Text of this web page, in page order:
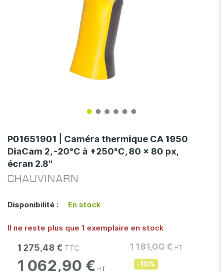
to
the
beginning
of
the
P01651901 | Caméra thermique CA 1950
DiaCam 2, -20°C à +250°C, 80 x 80 px,
écran 2.8''
CHAUVINARN
Disponibilité : En stock
Il ne reste plus que 1 exemplaire en stock
1 275,48 €
1 062,90 €
1 181,00 €
-10%